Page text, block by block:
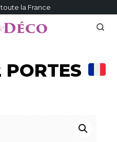
la France